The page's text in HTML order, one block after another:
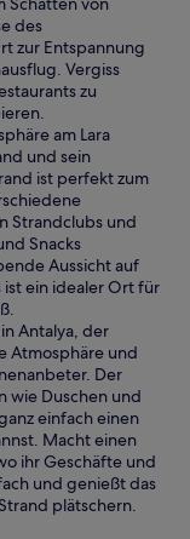
n
e
i
e
m
n
u
n
F
n
s
t
e
r
g
e
ö
f
des
zur Entspannung
Vergiss
zu
am Lara
und sein
ist perfekt zum
Strandclubs und
Snacks
Aussicht auf
ist ein idealer Ort für
Antalya, der
Atmosphäre und
Der
wie Duschen und
einfach einen
Macht einen
ihr Geschäfte und
und genießt das
plätschern.